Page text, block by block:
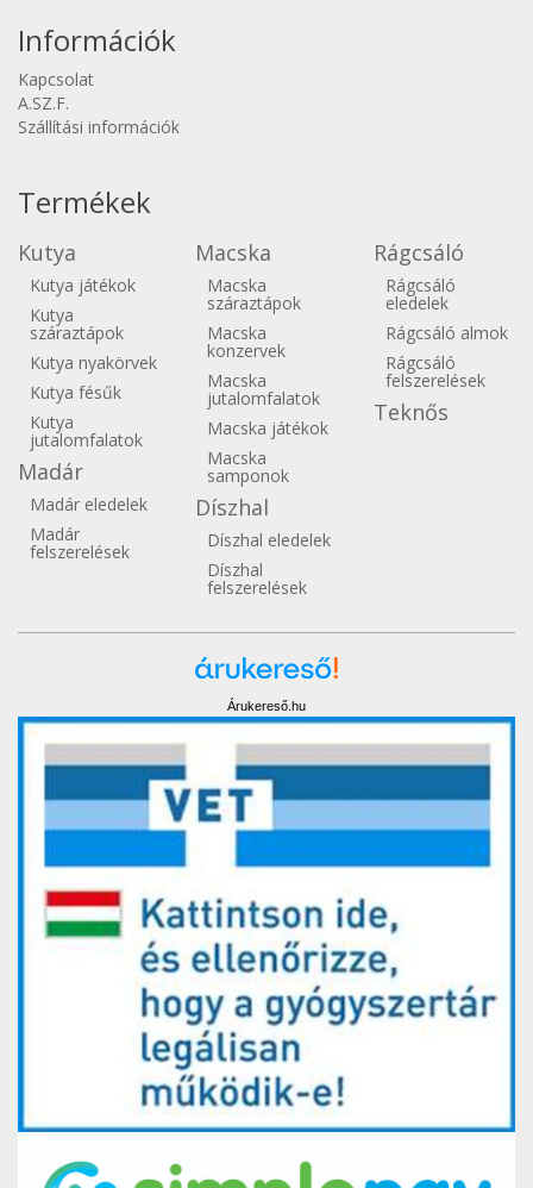
Információk
Kapcsolat
A.SZ.F.
Szállítási információk
Termékek
Kutya
Kutya játékok
Kutya
száraztápok
Kutya nyakörvek
Kutya fésűk
Kutya
jutalomfalatok
Madár
Madár eledelek
Madár
felszerelések
Macska
Macska
száraztápok
Macska
konzervek
Macska
jutalomfalatok
Macska játékok
Macska
samponok
Díszhal
Díszhal eledelek
Díszhal
felszerelések
Rágcsáló
Rágcsáló
eledelek
Rágcsáló almok
Rágcsáló
felszerelések
Teknős
Árukereső.hu